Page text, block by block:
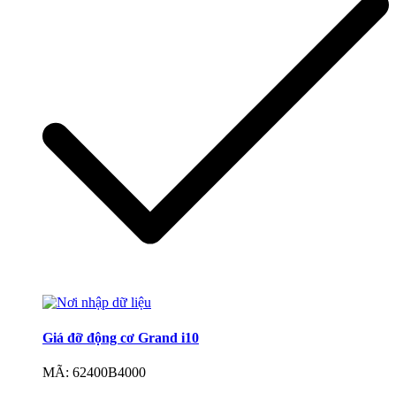
Giá đỡ động cơ Grand i10
MÃ: 62400B4000